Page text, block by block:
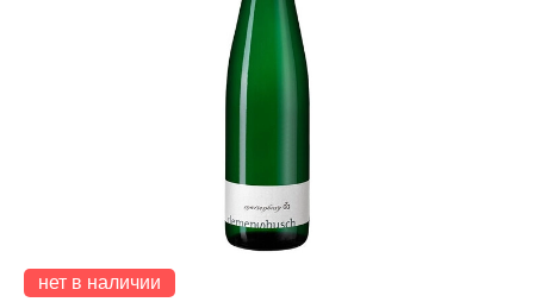
нет в наличии